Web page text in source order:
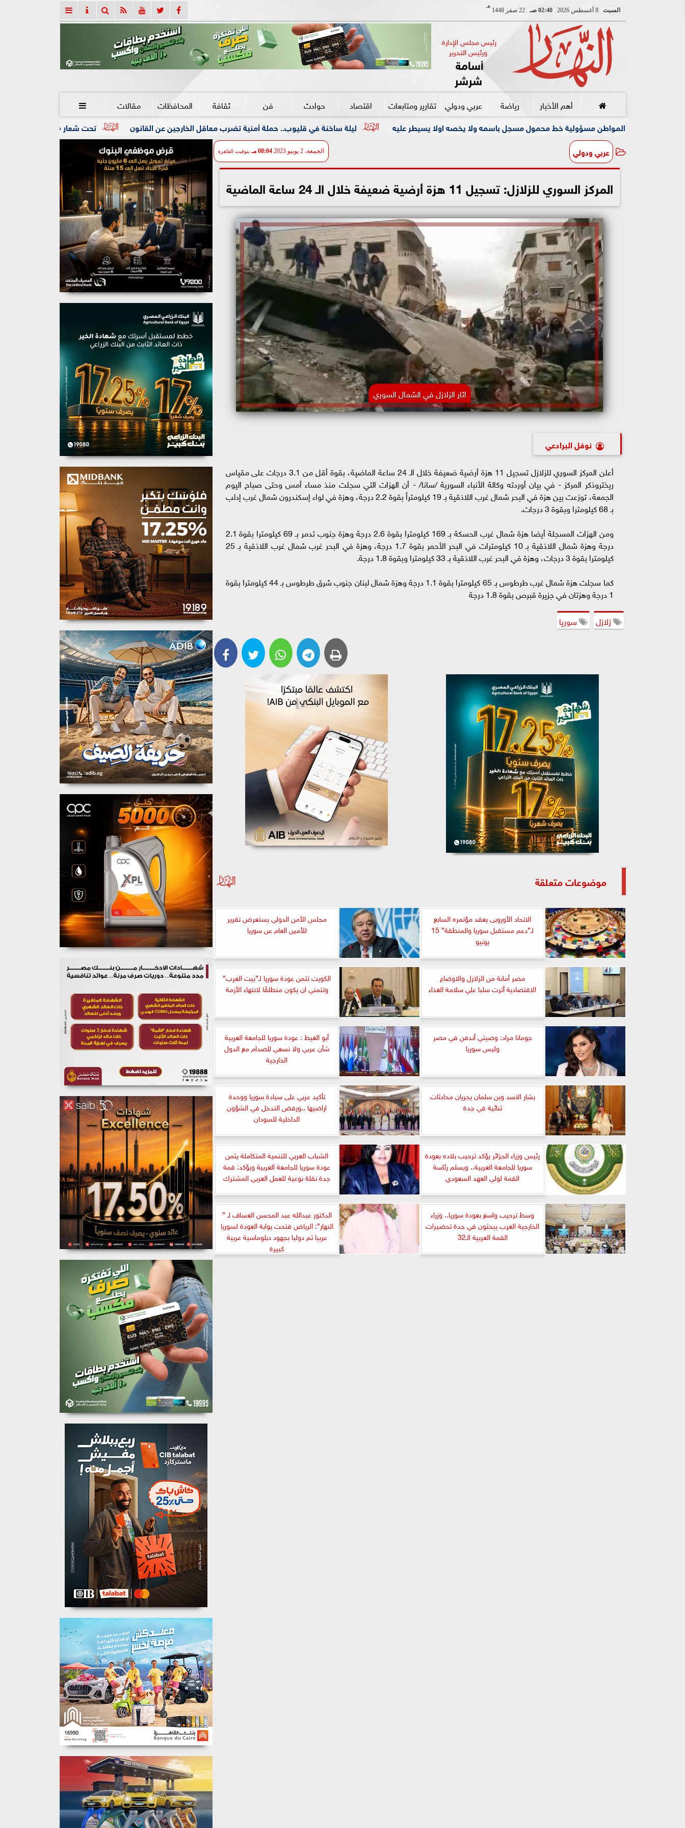
السبت 8 أغسطس 2026 02:40 صـ 22 صفر 1448
هـ
رئيس مجلس الإدارة
ورئيس التحرير
أسامة
شرشر
أهم الأخبار رياضة عربي ودولي تقارير ومتابعات اقتصاد حوادث فن ثقافة المحافظات مقالات 
تحت شعار «خدمة بيوت الله شرف».. محافظ كفرالشيخ: ليلة ساخنة في قليوب.. حملة أمنية تضرب معاقل الخارجين عن القانون مسؤولية خط محمول مسجل باسمه ولا يخصه اولا يسيطر عليه
عربي ودولي الجمعة، 2 يونيو 2023 08:04 مـ بتوقيت القاهرة
المركز السوري للزلازل: تسجيل 11 هزة أرضية ضعيفة خلال الـ 24 ساعة الماضية
اثار الزلازل في الشمال السوري
نوفل البرادعي
أعلن المركز السوري للزلازل تسجيل 11 هزة أرضية ضعيفة خلال الـ 24 ساعة الماضية، بقوة أقل من 3.1 درجات على مقياس
ريختروذكر المركز - في بيان أوردته وكالة الأنباء السورية /سانا/ - أن الهزات التي سجلت منذ مساء أمس وحتى صباح اليوم
الجمعة، توزعت بين هزة في البحر شمال غرب اللاذقية بـ 19 كيلومتراً بقوة 2.2 درجة، وهزة في لواء إسكندرون شمال غرب إدلب
بـ 68 كيلومترا وبقوة 3 درجات.
ومن الهزات المسجلة أيضا هزة شمال غرب الحسكة بـ 169 كيلومترا بقوة 2.6 درجة وهزة جنوب تدمر بـ 69 كيلومترا بقوة 2.1
درجة وهزة شمال اللاذقية بـ 10 كيلومترات في البحر الأحمر بقوة 1.7 درجة، وهزة في البحر غرب شمال غرب اللاذقية بـ 25
كيلومترا بقوة 3 درجات، وهزة في البحر غرب اللاذقية بـ 33 كيلومترا وبقوة 1.8 درجة.
كما سجلت هزة شمال غرب طرطوس بـ 65 كيلومترا بقوة 1.1 درجة وهزة شمال لبنان جنوب شرق طرطوس بـ 44 كيلومترا بقوة
1 درجة وهزتان في جزيرة قبرص بقوة 1.8 درجة
زلازل
سوريا
موضوعات متعلقة
الاتحاد الأوروبى يعقد مؤتمره السابع
لـ”دعم مستقبل سوريا والمنطقة” 15
يونيو
مجلس الأمن الدولي يستعرض تقرير
للأمين العام عن سوريا
مصر أمانة من الزلازل والاوضاع
الاقتصادية أثرت سلبا علي سلامة الغذاء
الكويت تثمن عودة سوريا لـ”بيت العرب”
وتتمني ان يكون منطلقًا لانتهاء الأزمة
جومانا مراد: وصيتي أندفن في مصر
وليس سوريا
أبو الغيط : عودة سوريا للجامعة العربية
شأن عربي ولا نسعي للصدام مع الدول
الخارجية
بشار الاسد وبن سلمان يجريان محادثات
ثنائية في جدة
تأكيد عربي على سيادة سوريا ووحدة
اراضيها ..ورفض التدخل في الشؤون
الداخلية للسودان
رئيس وزراء الجزائر يؤكد ترحيب بلاده بعودة
سوريا للجامعة العربية.. ويسلم رئاسة
القمة لولي العهد السعودي
الشباب العربي للتنمية المتكاملة يثمن
عودة سوريا للجامعة العربية ويؤكد: قمة
جدة نقلة نوعية للعمل العربي المشترك
وسط ترحيب واسع بعودة سوريا.. وزراء
الخارجية العرب يبحثون في جدة تحضيرات
القمة العربية الـ32
الدكتور عبدالله عبد المحسن العساف لـ ”
النهار”: الرياض فتحت بوابة العودة لسوريا
عربيا ثم دوليا بجهود دبلوماسية عربية
كبيرة